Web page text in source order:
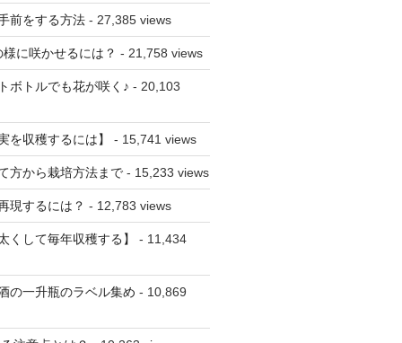
前をする方法- 27,385 views
に咲かせるには？ - 21,758 views
ボトルでも花が咲く♪ - 20,103
収穫するには】 - 15,741 views
方から栽培方法まで- 15,233 views
現するには？ - 12,783 views
して毎年収穫する】 - 11,434
の一升瓶のラベル集め - 10,869